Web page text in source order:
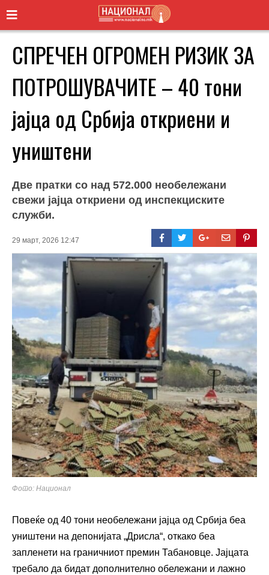
СПРЕЧЕН ОГРОМЕН РИЗИК ЗА
ПОТРОШУВАЧИТЕ – 40 тони
јајца од Србија откриени и
уништени
Две пратки со над 572.000 необележани
свежи јајца откриени од инспекциските
служби.
29 март, 2026 12:47
Фото: Национал
Повеќе од 40 тони необележани јајца од Србија беа
уништени на депонијата „Дрисла“, откако беа
запленети на граничниот премин Табановце. Јајцата
требало да бидат дополнително обележани и лажно